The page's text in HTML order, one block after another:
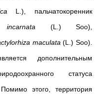
L.), пальчатокоренник
(L.) Soo),
maculata (L.) Soo).
дополнительным
статуса
этого, территория